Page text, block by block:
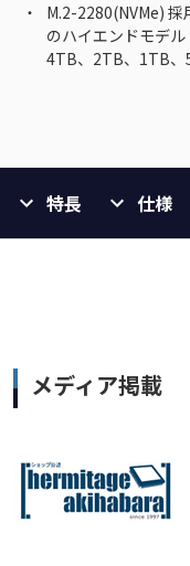
M.2-2280(NVMe)
のハイエンドモデル
4TB、2TB、1TB、
特長 仕様
メディア掲載